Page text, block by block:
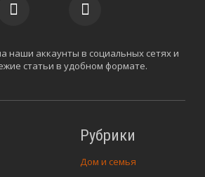
Рубрики
Дом и семья
наши аккаунты в социальных сетях и
статьи в удобном формате.